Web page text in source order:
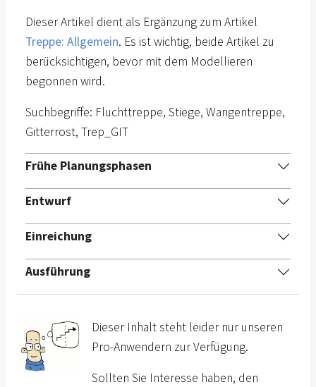
Dieser Artikel dient als Ergänzung zum Artikel
Treppe: Allgemein. Es ist wichtig, beide Artikel zu
berücksichtigen, bevor mit dem Modellieren
begonnen wird.
Suchbegriffe: Fluchttreppe, Stiege, Wangentreppe,
Gitterrost, Trep_GIT
Frühe Planungsphasen
Entwurf
Einreichung
Ausführung
Dieser Inhalt steht leider nur unseren
Pro-Anwendern zur Verfügung.
Sollten Sie Interesse haben, den